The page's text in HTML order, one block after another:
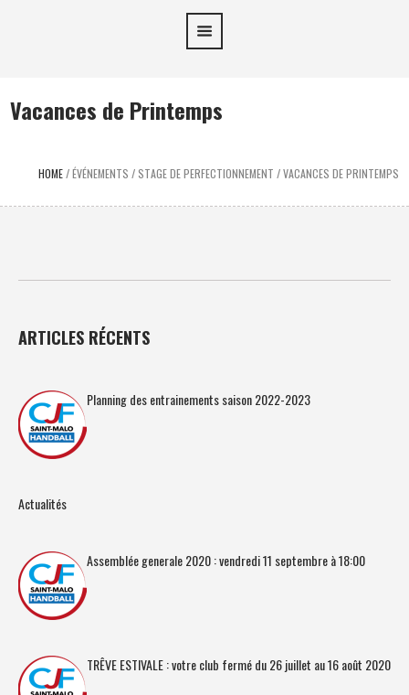
Vacances de Printemps
HOME/ÉVÉNEMENTS / STAGE DE PERFECTIONNEMENT /VACANCES DE PRINTEMPS
ARTICLES RÉCENTS
Planning des entrainements saison 2022-2023
Actualités
Assemblée generale 2020 : vendredi 11 septembre à 18:00
TRÊVE ESTIVALE : votre club fermé du 26 juillet au 16 août 2020